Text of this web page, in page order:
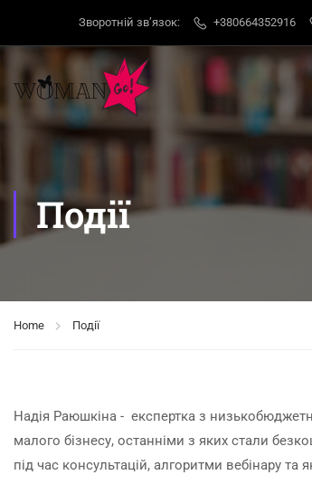
Зворотній звʼязок: +380664352916
Події
Home Події
Надія Раюшкіна - експертка з
малого бізнесу, останніми з яких стали
під час консультацій, алгоритми вебінару та